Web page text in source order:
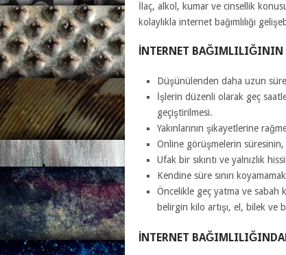
İlaç, alkol, kumar ve cinsellik
kolaylıkla internet bağımlılığı
İNTERNET BAĞIMLILIĞININ
Düşünülenden daha uzun
İşlerin düzenli olarak geç
geçiştirilmesi.
Yakınlarının şikayetlerine
Online görüşmelerin
Ufak bir sıkıntı ve yalnızlık
Kendine süre sınırı
Öncelikle geç yatma ve sabah
belirgin kilo artışı, el, bilek ve
İNTERNET